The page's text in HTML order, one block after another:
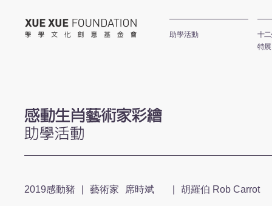
助學活動
十二
特展
2019感動豬 藝術家 席時斌 胡羅伯 Rob Carrot